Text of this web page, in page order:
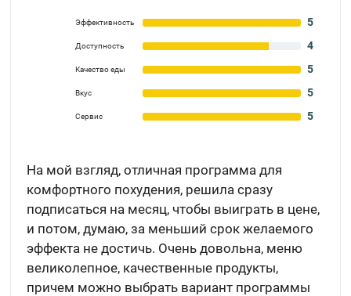
Эффективность 5
Доступность 4
Качество еды 5
Вкус 5
Сервис 5
На мой взгляд, отличная программа для
комфортного похудения, решила сразу
подписаться на месяц, чтобы выиграть в цене,
и потом, думаю, за меньший срок желаемого
эффекта не достичь. Очень довольна, меню
великолепное, качественные продукты,
причем можно выбрать вариант программы